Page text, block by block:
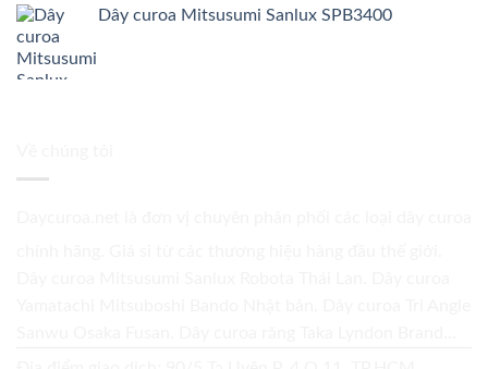
Dây curoa Mitsusumi Sanlux SPB3400